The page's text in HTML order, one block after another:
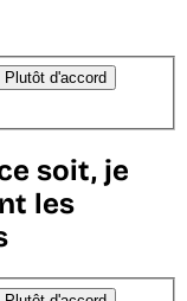
Plutôt d'accord
soit, je
les